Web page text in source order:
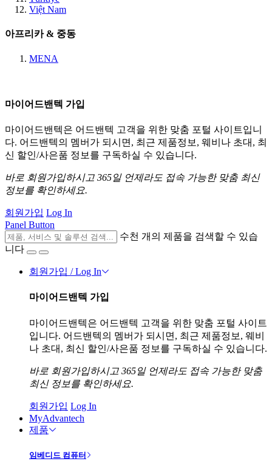
Việt Nam
아프리카 & 중동
MENA
마이어드밴텍 가입
마이어드밴텍은 어드밴텍 고객을 위한 맞춤 포털 사이트입니
다. 어드밴텍의 멤버가 되시면, 최근 제품정보, 웨비나 초대, 최
신 할인/사은품 정보를 구독하실 수 있습니다.
바로 회원가입하시고 365일 언제라도 접속 가능한 맞춤 최신
정보를 확인하세요.
회원가입 Log In
Panel Button
수천 개의 제품을 검색할 수 있습
니다
회원가입 / Log In
마이어드밴텍 가입
마이어드밴텍은 어드밴텍 고객을 위한 맞춤 포털 사이트
입니다. 어드밴텍의 멤버가 되시면, 최근 제품정보, 웨비
나 초대, 최신 할인/사은품 정보를 구독하실 수 있습니다.
바로 회원가입하시고 365일 언제라도 접속 가능한 맞춤
최신 정보를 확인하세요.
회원가입 Log In
MyAdvantech
제품
임베디드 컴퓨터